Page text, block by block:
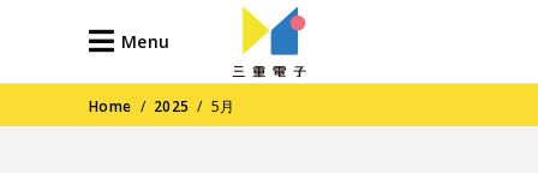
Menu
Home / 2025 / 5月